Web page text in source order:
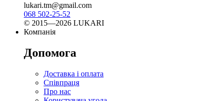
lukari.tm@gmail.com
068 502-25-52
© 2015—2026 LUKARI
Компанія
Допомога
Доставка і оплата
Співпраця
Про нас